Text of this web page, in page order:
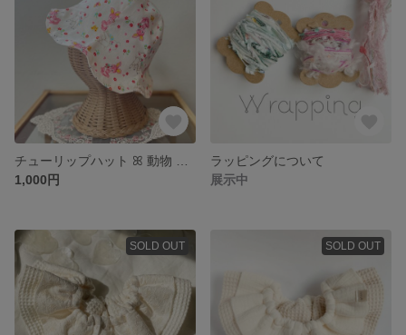
1,000円
ラッピングについて
展示中
SOLD OUT SOLD OUT